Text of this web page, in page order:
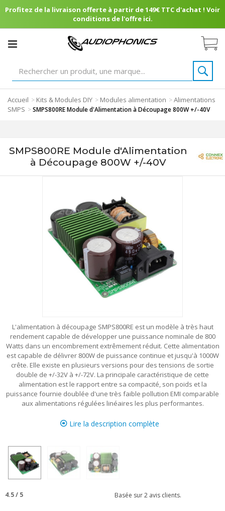
Profitez de la livraison offerte à partir de 149€ TTC d'achat ! Voir
conditions de l'offre ici.
Accueil > Kits & Modules DIY > Modules alimentation >Alimentations
SMPS >SMPS800RE Module d'Alimentation à Découpage 800W +/-40V
SMPS800RE Module d'Alimentation
à Découpage 800W +/-40V
L'alimentation à découpage SMPS800RE est un modèle à très haut
rendement capable de développer une puissance nominale de 800
Watts dans un encombrement extrêmement réduit. Cette alimentation
est capable de délivrer 800W de puissance continue et jusqu'à 1000W
crête. Elle existe en plusieurs versions pour des tensions de sortie
double de +/-32V à +/-72V. La principale caractéristique de cette
alimentation est le rapport entre sa compacité, son poids et la
puissance fournie doublée d'une très faible pollution EMI comparable
aux alimentations régulées linéaires les plus performantes.
Lire la description complète
4.5/ 5 Basée sur2 avis clients.